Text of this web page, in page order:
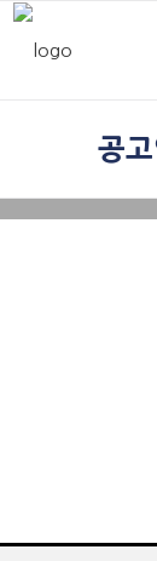
공고